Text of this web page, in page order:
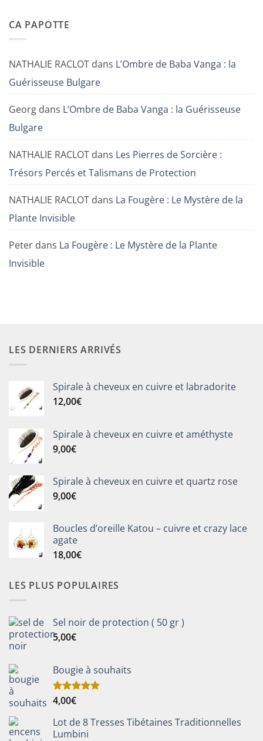
CA PAPOTTE
NATHALIE RACLOT dans L’Ombre de Baba Vanga : la
Guérisseuse Bulgare
Georg dans L’Ombre de Baba Vanga : la Guérisseuse
Bulgare
NATHALIE RACLOT dans Les Pierres de Sorcière :
Trésors Percés et Talismans de Protection
NATHALIE RACLOT dans La Fougère : Le Mystère de la
Plante Invisible
Peter dans La Fougère : Le Mystère de la Plante
Invisible
LES DERNIERS ARRIVÉS
Spirale à cheveux en cuivre et labradorite
12,00€
Spirale à cheveux en cuivre et améthyste
9,00€
Spirale à cheveux en cuivre et quartz rose
9,00€
Boucles d’oreille Katou – cuivre et crazy lace
agate
18,00€
LES PLUS POPULAIRES
Sel noir de protection ( 50 gr )
5,00€
Bougie à souhaits
Note5.00
sur 5
4,00€
Lot de 8 Tresses Tibétaines Traditionnelles
Lumbini